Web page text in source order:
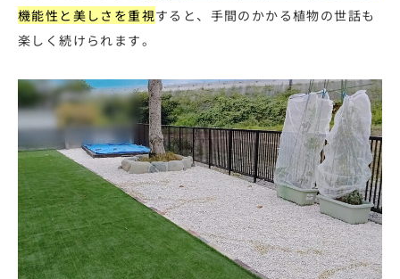
機能性と美しさを重視すると、手間のかかる植物の世話も
楽しく続けられます。